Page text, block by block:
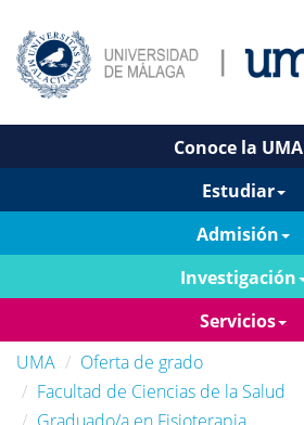
Conoce la UMA
Estudiar
Admisión
Investigación
Servicios
UMA
Oferta de grado
Facultad de Ciencias de la Salud